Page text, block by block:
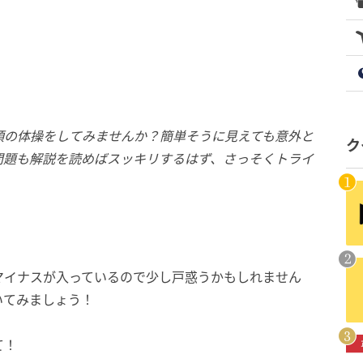
体操をしてみませんか？簡単そうに見えても意外と
も解説を読めばスッキリするはず、さっそくトライ
ナスが入っているので少し戸惑うかもしれません
みましょう！